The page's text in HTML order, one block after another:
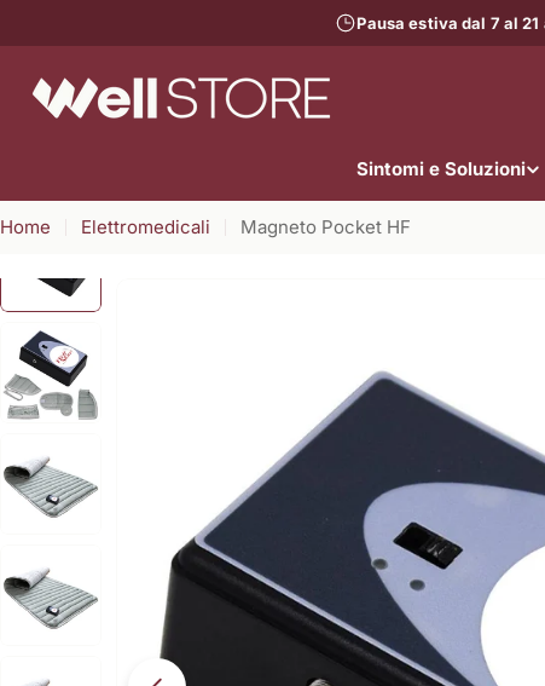
al
Pausa estiva dal 7 al
Sintomi e Soluzioni
Home Elettromedicali Magneto Pocket HF